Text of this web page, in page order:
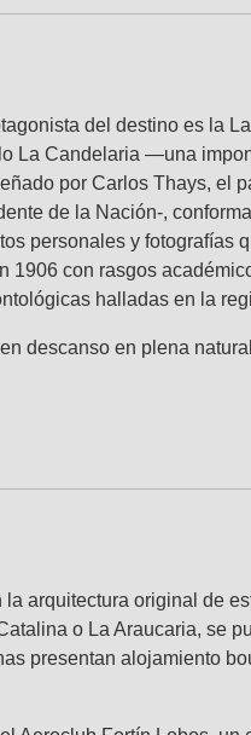
del destino es la
La Candelaria —una
por Carlos Thays, el
de la Nación-,
personales y fotografías
con rasgos
halladas en la
descanso en plena
arquitectura original de
o La Araucaria, se
presentan alojamiento